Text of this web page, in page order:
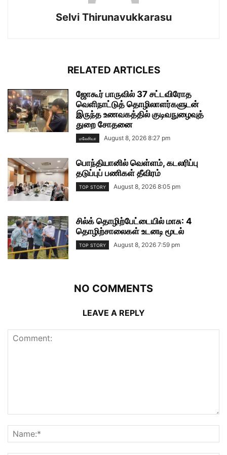
Selvi Thirunavukkarasu
RELATED ARTICLES
ஜோகூர் பாருவில் 37 சட்டவிரோத
வெளிநாட்டுத் தொழிலாளர்களுடன்
இருந்த உணவகத்தில் குடிவநுழைவுத்
துறை சோதனை
மலேசியா August 8, 2026 8:27 pm
பொந்தியானில் வெள்ளம், கடலரிப்பு
தடுப்புப் பணிகள் தீவிரம்
TOP STORY August 8, 2026 8:05 pm
சில்க் தொழிற்பேட்டையில் மாசு: 4
தொழிற்சாலைகள் உடனடி மூடல்
TOP STORY August 8, 2026 7:59 pm
NO COMMENTS
LEAVE A REPLY